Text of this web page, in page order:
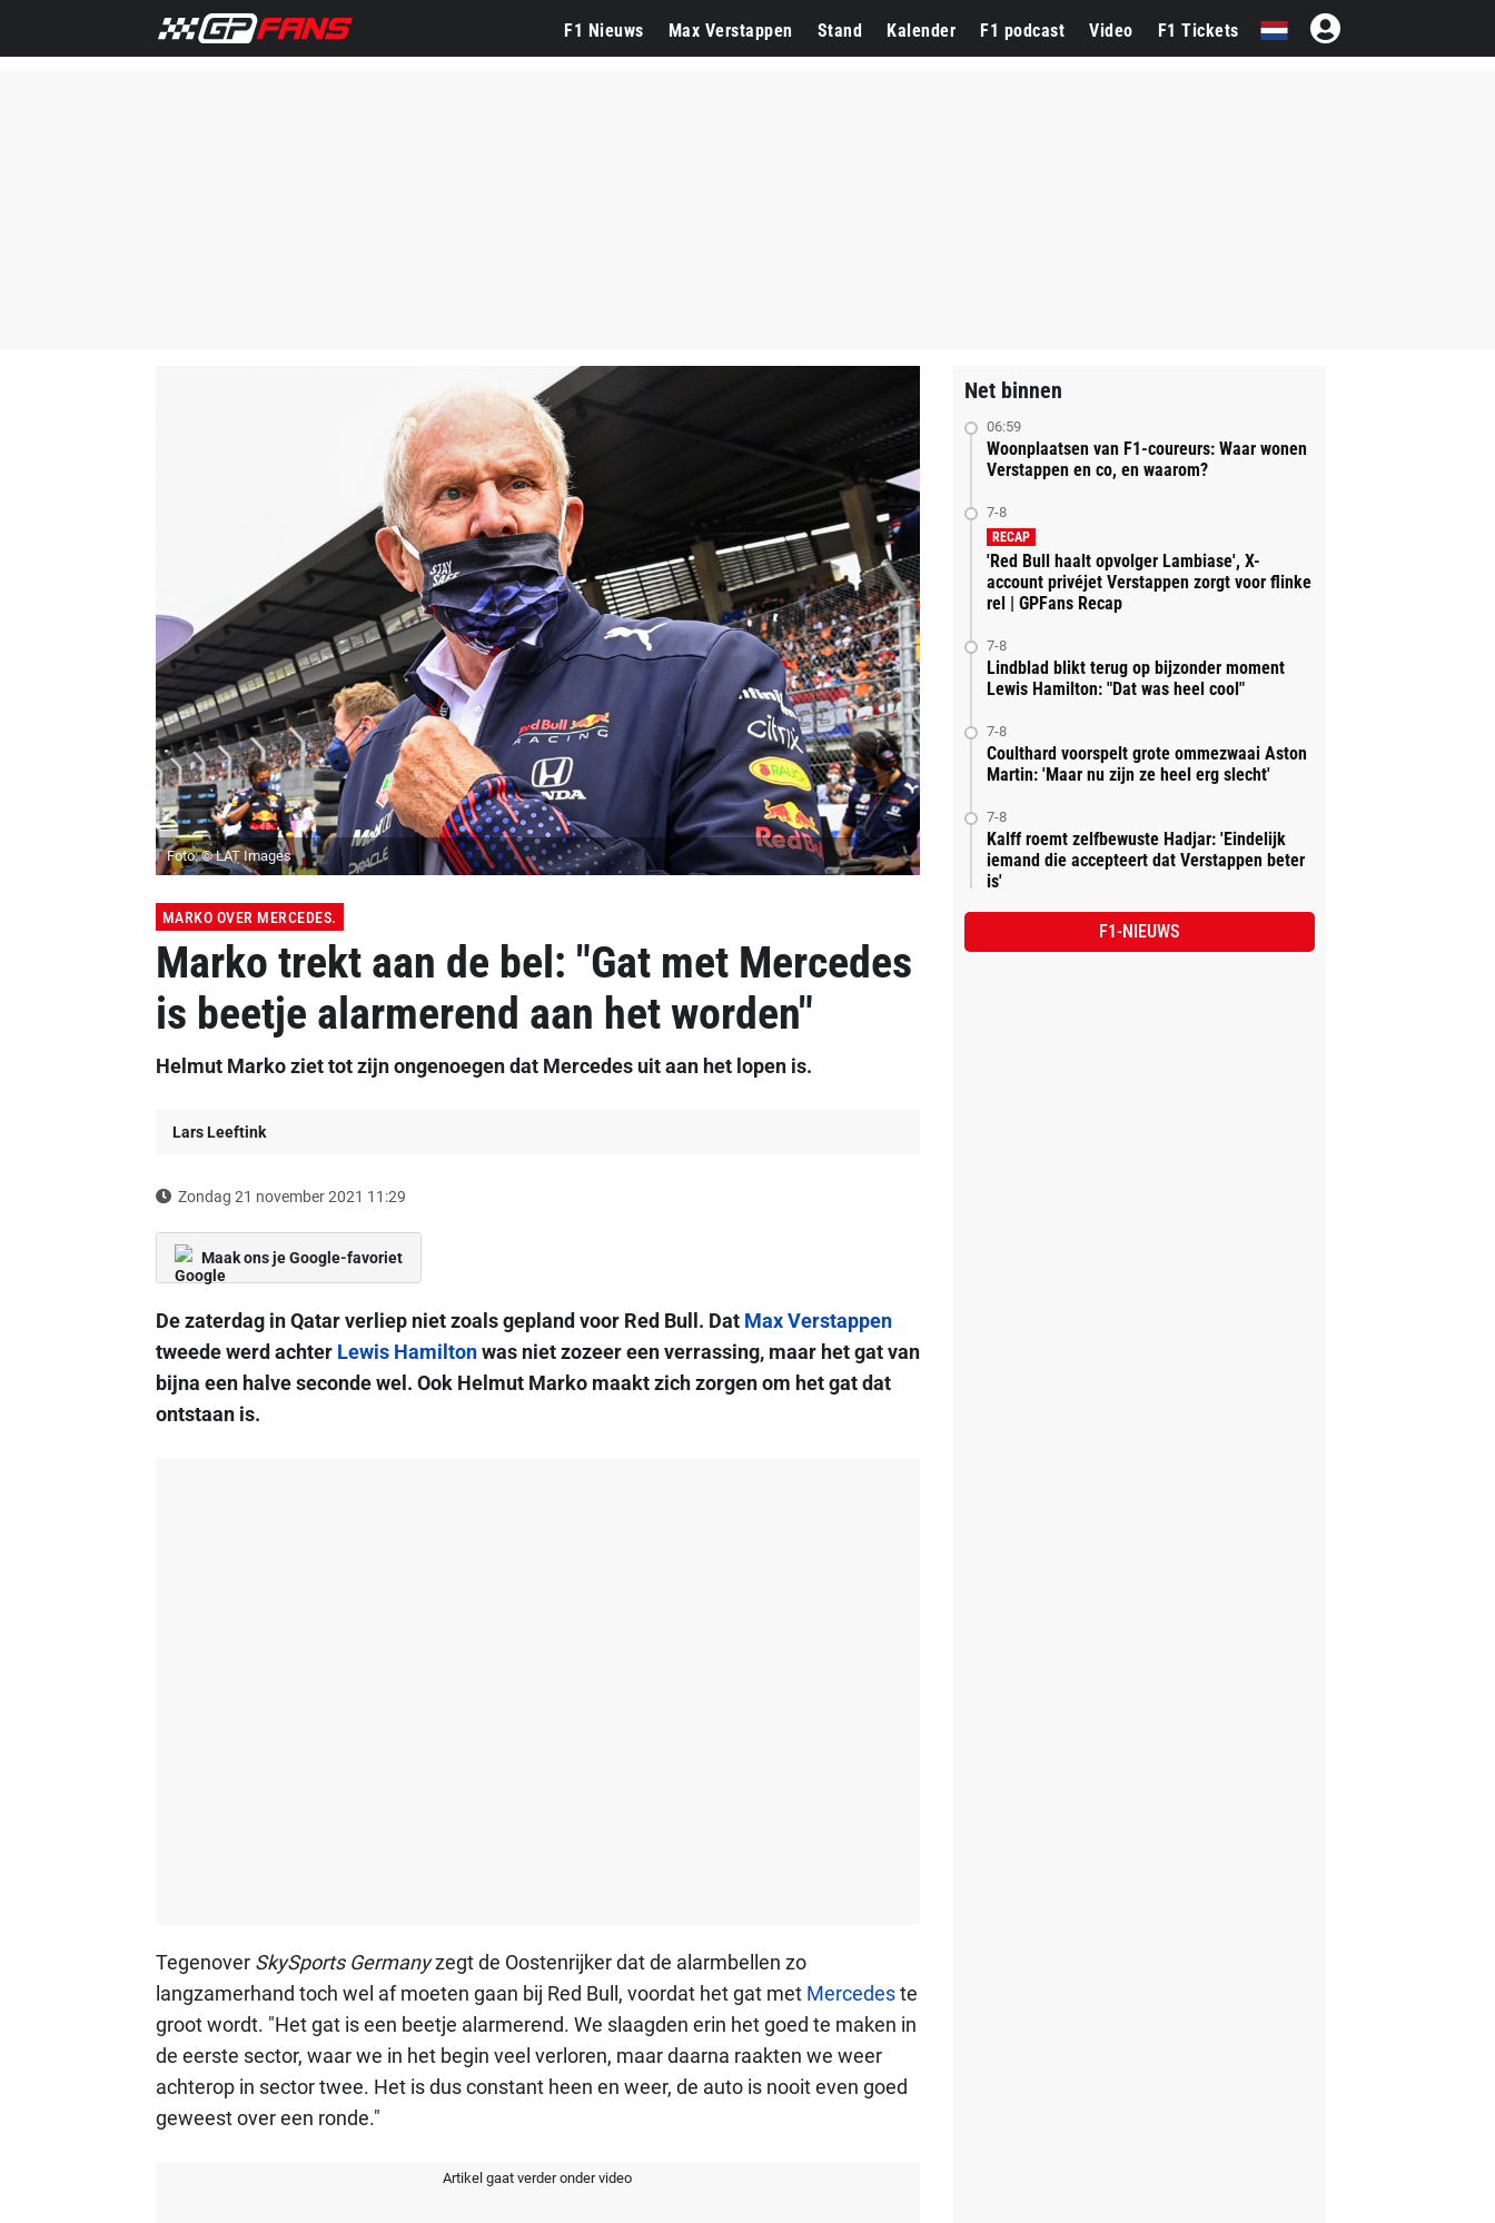
F1 Nieuws Max Verstappen Stand Kalender F1 podcast Video F1 Tickets
Foto: © LAT Images
MARKO OVER MERCEDES.
Marko trekt aan de bel: "Gat met Mercedes
is beetje alarmerend aan het worden"
Helmut Marko ziet tot zijn ongenoegen dat Mercedes uit aan het lopen is.
Lars Leeftink
Zondag 21 november 2021 11:29
Maak ons je Google-favoriet
De zaterdag in Qatar verliep niet zoals gepland voor Red Bull. Dat Max Verstappen
tweede werd achter Lewis Hamiltonwas niet zozeer een verrassing, maar het gat van
bijna een halve seconde wel. Ook Helmut Marko maakt zich zorgen om het gat dat
ontstaan is.
Tegenover SkySports Germanyzegt de Oostenrijker dat de alarmbellen zo
langzamerhand toch wel af moeten gaan bij Red Bull, voordat het gat met Mercedeste
groot wordt. "Het gat is een beetje alarmerend. We slaagden erin het goed te maken in
de eerste sector, waar we in het begin veel verloren, maar daarna raakten we weer
achterop in sector twee. Het is dus constant heen en weer, de auto is nooit even goed
geweest over een ronde."
Artikel gaat verder onder video
Net binnen
06:59
Woonplaatsen van F1-coureurs: Waar wonen
Verstappen en co, en waarom?
7-8
RECAP
'Red Bull haalt opvolger Lambiase', X-
account privéjet Verstappen zorgt voor flinke
rel | GPFans Recap
7-8
Lindblad blikt terug op bijzonder moment
Lewis Hamilton: "Dat was heel cool"
7-8
Coulthard voorspelt grote ommezwaai Aston
Martin: 'Maar nu zijn ze heel erg slecht'
7-8
Kalff roemt zelfbewuste Hadjar: 'Eindelijk
iemand die accepteert dat Verstappen beter
is'
F1-NIEUWS